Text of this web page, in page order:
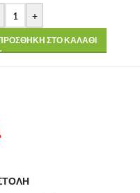
+
ΣΤΟ ΚΑΛΑΘΙ